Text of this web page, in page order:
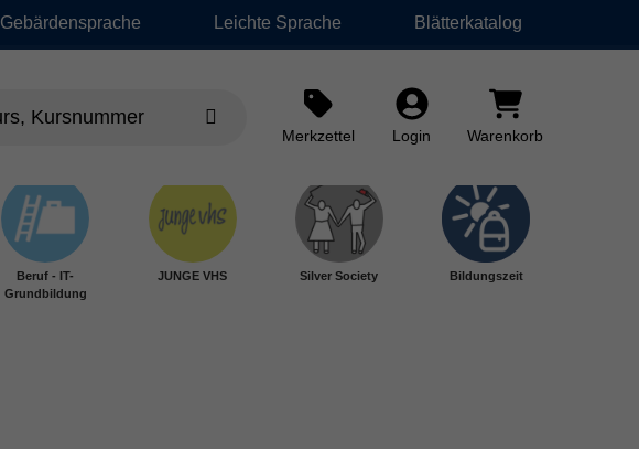
Gebärdensprache Leichte Sprache Blätterkatalog
Merkzettel Login Warenkorb
Beruf - IT-
Grundbildung
JUNGE VHS Silver Society Bildungszeit